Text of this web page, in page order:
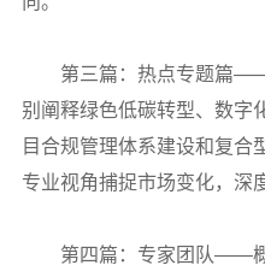
第三篇：热点专题篇
别阐释绿色低碳转型、数字
目合规管理体系建设和复合
专业视角捕捉市场变化，深
第四篇：专家团队——